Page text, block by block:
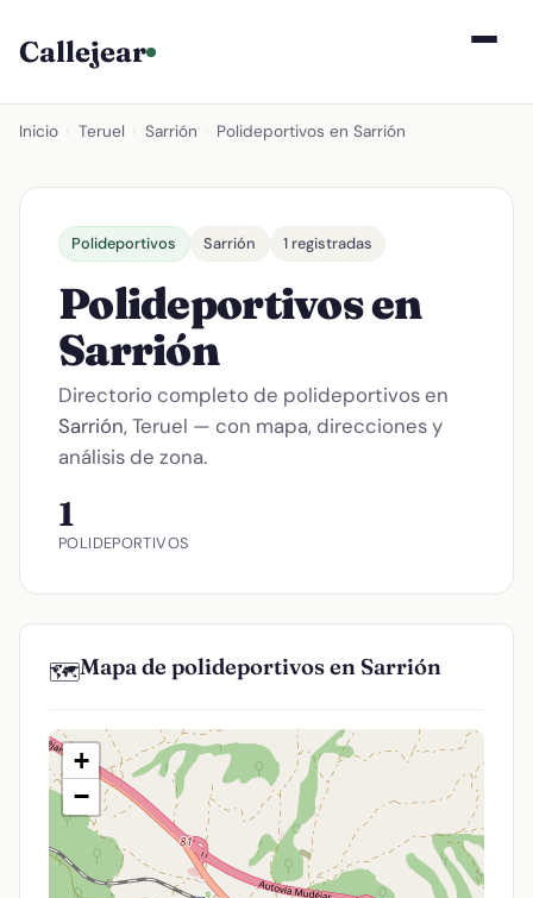
Callejear
Inicio Teruel Sarrión Polideportivos en Sarrión
Polideportivos Sarrión 1 registradas
Polideportivos en
Sarrión
Directorio completo de polideportivos en
Sarrión, Teruel — con mapa, direcciones y
análisis de zona.
1
POLIDEPORTIVOS
🗺️Mapa de polideportivos en Sarrión
+
−